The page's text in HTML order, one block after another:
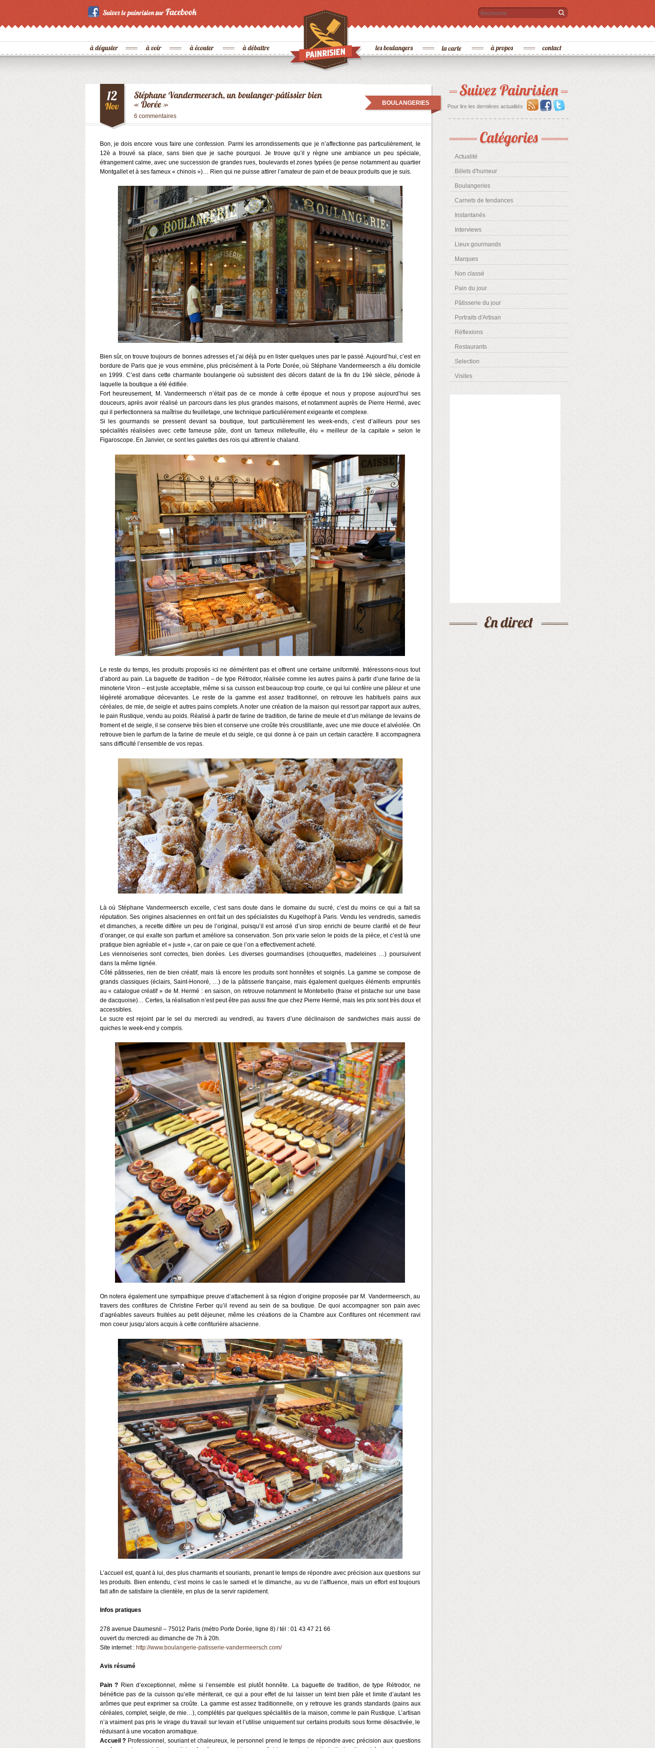
Recherche
BOULANGERIES
6 commentaires
Bon, je dois encore vous faire une confession. Parmi les arrondissements que je n’affectionne pas particulièrement, le
12è a trouvé sa place, sans bien que je sache pourquoi. Je trouve qu’il y règne une ambiance un peu spéciale,
étrangement calme, avec une succession de grandes rues, boulevards et zones typées (je pense notamment au quartier
Montgallet et à ses fameux « chinois »)… Rien qui ne puisse attirer l’amateur de pain et de beaux produits que je suis.
Bien sûr, on trouve toujours de bonnes adresses et j’ai déjà pu en lister quelques unes par le passé. Aujourd’hui, c’est en
bordure de Paris que je vous emmène, plus précisément à la Porte Dorée, où Stéphane Vandermeersch a élu domicile
en 1999. C’est dans cette charmante boulangerie où subsistent des décors datant de la fin du 19è siècle, période à
laquelle la boutique a été édifiée.
Fort heureusement, M. Vandermeersch n’était pas de ce monde à cette époque et nous y propose aujourd’hui ses
douceurs, après avoir réalisé un parcours dans les plus grandes maisons, et notamment auprès de Pierre Hermé, avec
qui il perfectionnera sa maîtrise du feuilletage, une technique particulièrement exigeante et complexe.
Si les gourmands se pressent devant sa boutique, tout particulièrement les week-ends, c’est d’ailleurs pour ses
spécialités réalisées avec cette fameuse pâte, dont un fameux millefeuille, élu « meilleur de la capitale » selon le
Figaroscope. En Janvier, ce sont les galettes des rois qui attirent le chaland.
Le reste du temps, les produits proposés ici ne déméritent pas et offrent une certaine uniformité. Intéressons-nous tout
d’abord au pain. La baguette de tradition – de type Rétrodor, réalisée comme les autres pains à partir d’une farine de la
minoterie Viron – est juste acceptable, même si sa cuisson est beaucoup trop courte, ce qui lui confère une pâleur et une
légèreté aromatique décevantes. Le reste de la gamme est assez traditionnel, on retrouve les habituels pains aux
céréales, de mie, de seigle et autres pains complets. A noter une création de la maison qui ressort par rapport aux autres,
le pain Rustique, vendu au poids. Réalisé à partir de farine de tradition, de farine de meule et d’un mélange de levains de
froment et de seigle, il se conserve très bien et conserve une croûte très croustillante, avec une mie douce et alvéolée. On
retrouve bien le parfum de la farine de meule et du seigle, ce qui donne à ce pain un certain caractère. Il accompagnera
sans difficulté l’ensemble de vos repas.
Là où Stéphane Vandermeersch excelle, c’est sans doute dans le domaine du sucré, c’est du moins ce qui a fait sa
réputation. Ses origines alsaciennes en ont fait un des spécialistes du Kugelhopf à Paris. Vendu les vendredis, samedis
et dimanches, a recette diffère un peu de l’original, puisqu’il est arrosé d’un sirop enrichi de beurre clarifié et de fleur
d’oranger, ce qui exalte son parfum et améliore sa conservation. Son prix varie selon le poids de la pièce, et c’est là une
pratique bien agréable et « juste », car on paie ce que l’on a effectivement acheté.
Les viennoiseries sont correctes, bien dorées. Les diverses gourmandises (chouquettes, madeleines …) poursuivent
dans la même lignée.
Côté pâtisseries, rien de bien créatif, mais là encore les produits sont honnêtes et soignés. La gamme se compose de
grands classiques (éclairs, Saint-Honoré, …) de la pâtisserie française, mais également quelques éléments empruntés
au « catalogue créatif » de M. Hermé : en saison, on retrouve notamment le Montebello (fraise et pistache sur une base
de dacquoise)… Certes, la réalisation n’est peut être pas aussi fine que chez Pierre Hermé, mais les prix sont très doux et
accessibles.
Le sucre est rejoint par le sel du mercredi au vendredi, au travers d’une déclinaison de sandwiches mais aussi de
quiches le week-end y compris.
On notera également une sympathique preuve d’attachement à sa région d’origine proposée par M. Vandermeersch, au
travers des confitures de Christine Ferber qu’il revend au sein de sa boutique. De quoi accompagner son pain avec
d’agréables saveurs fruitées au petit déjeuner, même les créations de la Chambre aux Confitures ont récemment ravi
mon coeur jusqu’alors acquis à cette confiturière alsacienne.
L’accueil est, quant à lui, des plus charmants et souriants, prenant le temps de répondre avec précision aux questions sur
les produits. Bien entendu, c’est moins le cas le samedi et le dimanche, au vu de l’affluence, mais un effort est toujours
fait afin de satisfaire la clientèle, en plus de la servir rapidement.
Infos pratiques
278 avenue Daumesnil – 75012 Paris (métro Porte Dorée, ligne 8) / tél : 01 43 47 21 66
ouvert du mercredi au dimanche de 7h à 20h.
Site internet : http://www.boulangerie-patisserie-vandermeersch.com/
Avis résumé
Pain ? Rien d’exceptionnel, même si l’ensemble est plutôt honnête. La baguette de tradition, de type Rétrodor, ne
bénéficie pas de la cuisson qu’elle mériterait, ce qui a pour effet de lui laisser un teint bien pâle et limite d’autant les
arômes que peut exprimer sa croûte. La gamme est assez traditionnelle, on y retrouve les grands standards (pains aux
céréales, complet, seigle, de mie…), complétés par quelques spécialités de la maison, comme le pain Rustique. L’artisan
n’a vraiment pas pris le virage du travail sur levain et l’utilise uniquement sur certains produits sous forme désactivée, le
réduisant à une vocation aromatique.
Accueil ? Professionnel, souriant et chaleureux, le personnel prend le temps de répondre avec précision aux questions
Pour lire les dernières actualités
Actualité
Billets d'humeur
Boulangeries
Carnets de tendances
Instantanés
Interviews
Lieux gourmands
Marques
Non classé
Pain du jour
Pâtisserie du jour
Portraits d'Artisan
Réflexions
Restaurants
Selection
Visites